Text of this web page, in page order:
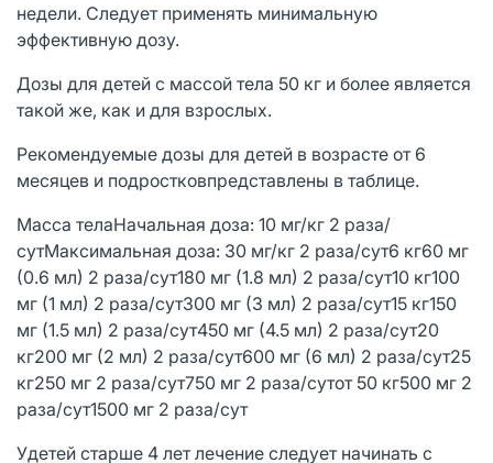
недели. Следует применять минимальную
эффективную дозу.
Дозы для детей с массой тела 50 кг и более является
такой же, как и для взрослых.
Рекомендуемые дозы для детей в возрасте от 6
месяцев и подростковпредставлены в таблице.
Масса телаНачальная доза: 10 мг/кг 2 раза/
сутМаксимальная доза: 30 мг/кг 2 раза/сут6 кг60 мг
(0.6 мл) 2 раза/сут180 мг (1.8 мл) 2 раза/сут10 кг100
мг (1 мл) 2 раза/сут300 мг (3 мл) 2 раза/сут15 кг150
мг (1.5 мл) 2 раза/сут450 мг (4.5 мл) 2 раза/сут20
кг200 мг (2 мл) 2 раза/сут600 мг (6 мл) 2 раза/сут25
кг250 мг 2 раза/сут750 мг 2 раза/сутот 50 кг500 мг 2
раза/сут1500 мг 2 раза/сут
Удетей старше 4 лет лечение следует начинать с